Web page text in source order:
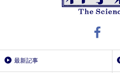
最新記事